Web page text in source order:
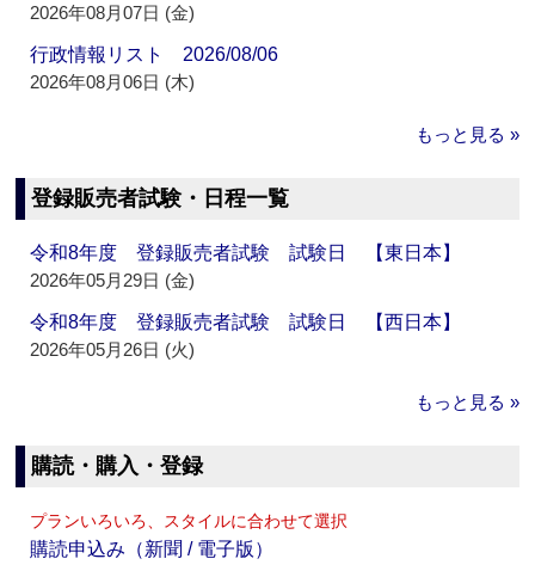
2026年08月07日 (金)
行政情報リスト 2026/08/06
2026年08月06日 (木)
もっと見る »
登録販売者試験・日程一覧
令和8年度 登録販売者試験 試験日 【東日本】
2026年05月29日 (金)
令和8年度 登録販売者試験 試験日 【西日本】
2026年05月26日 (火)
もっと見る »
購読・購入・登録
プランいろいろ、スタイルに合わせて選択
購読申込み（新聞 / 電子版）